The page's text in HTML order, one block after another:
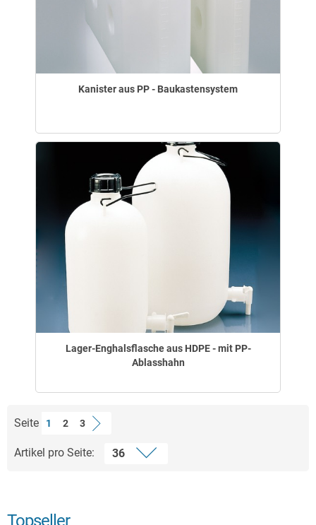
Kanister aus PP - Baukastensystem
Lager-Enghalsflasche aus HDPE - mit PP-
Ablasshahn
Seite 1 2 3
Artikel pro Seite:
Topseller